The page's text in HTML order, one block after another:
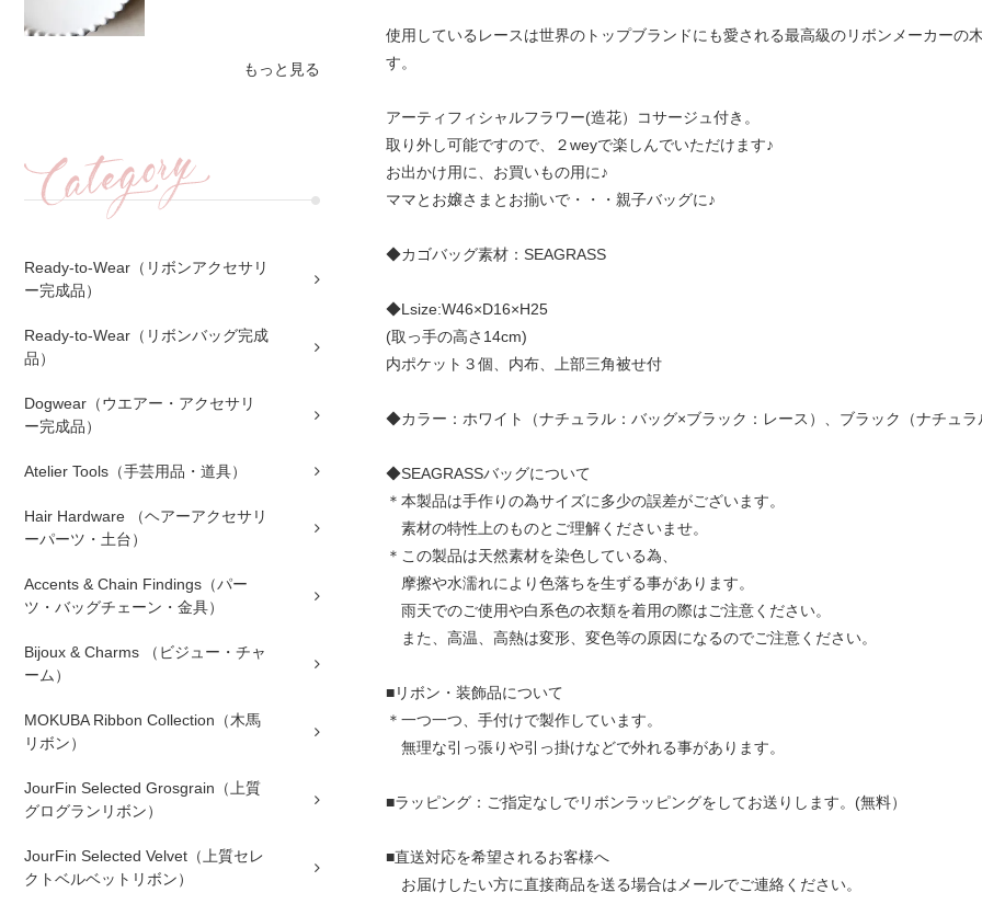
もっと見る
Ready-to-Wear（リボンアクセサリ
ー完成品）
Ready-to-Wear（リボンバッグ完成
品）
Dogwear（ウエアー・アクセサリ
ー完成品）
Atelier Tools（手芸用品・道具）
Hair Hardware （ヘアーアクセサリ
ーパーツ・土台）
Accents & Chain Findings（パー
ツ・バッグチェーン・金具）
Bijoux & Charms （ビジュー・チャ
ーム）
MOKUBA Ribbon Collection（木馬
リボン）
JourFin Selected Grosgrain（上質
グログランリボン）
JourFin Selected Velvet（上質セレ
クトベルベットリボン）
使用しているレースは世界のトップブランドにも愛される最高級のリボンメーカー
す。
アーティフィシャルフラワー(造花）コサージュ付き。
取り外し可能ですので、２weyで楽しんでいただけます♪
お出かけ用に、お買いもの用に♪
ママとお嬢さまとお揃いで・・・親子バッグに♪
◆カゴバッグ素材：SEAGRASS
◆Lsize:W46×D16×H25
(取っ手の高さ14cm)
内ポケット３個、内布、上部三角被せ付
◆カラー：ホワイト（ナチュラル：バッグ×ブラック：レース）、ブラック（ナチュ
◆SEAGRASSバッグについて
＊本製品は手作りの為サイズに多少の誤差がございます。
素材の特性上のものとご理解くださいませ。
＊この製品は天然素材を染色している為、
摩擦や水濡れにより色落ちを生ずる事があります。
雨天でのご使用や白系色の衣類を着用の際はご注意ください。
また、高温、高熱は変形、変色等の原因になるのでご注意ください。
■リボン・装飾品について
＊一つ一つ、手付けで製作しています。
無理な引っ張りや引っ掛けなどで外れる事があります。
■ラッピング：ご指定なしでリボンラッピングをしてお送りします。(無料）
■直送対応を希望されるお客様へ
お届けしたい方に直接商品を送る場合はメールでご連絡ください。